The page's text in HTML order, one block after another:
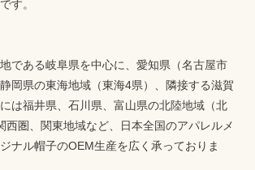
す。
である岐阜県を中心に、愛知県（名古屋市
岡県の東海地域（東海4県）、隣接する滋賀
は福井県、石川県、富山県の北陸地域（北
西圏、関東地域など、日本全国のアパレルメ
ナル帽子のOEM生産を広く承っておりま